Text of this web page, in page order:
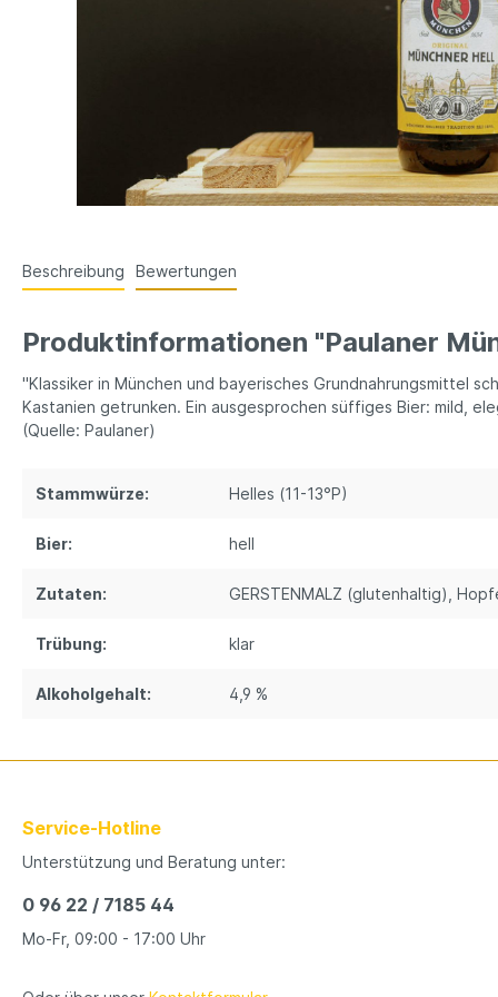
Beschreibung Bewertungen
Produktinformationen "Paulaner
"Klassiker in München und bayerisches Grundnahrungsmittel
Kastanien getrunken. Ein ausgesprochen süffiges Bier: mild,
(Quelle: Paulaner)
Stammwürze: Helles (11-13°P)
Bier: hell
Zutaten: GERSTENMALZ (glutenhaltig) ,
Trübung: klar
Alkoholgehalt: 4,9 %
Service-Hotline
Unterstützung und Beratung unter:
0 96 22 / 7185 44
Mo-Fr, 09:00 - 17:00 Uhr